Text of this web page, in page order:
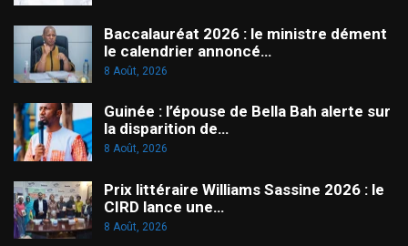
Baccalauréat 2026 : le ministre dément
le calendrier annoncé…
8 Août, 2026
Guinée : l’épouse de Bella Bah alerte sur
la disparition de…
8 Août, 2026
Prix littéraire Williams Sassine 2026 : le
CIRD lance une…
8 Août, 2026